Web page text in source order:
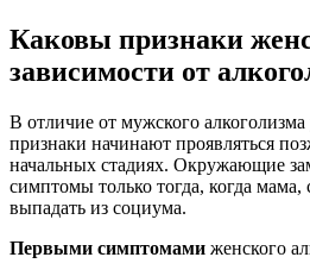
Каковы признаки
зависимости от
В отличие от мужского
признаки начинают проявляться
начальных стадиях. Окружающие
симптомы только тогда, когда мама,
выпадать из социума.
Первыми симптомами женского